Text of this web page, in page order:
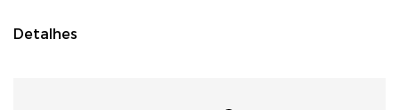
Detalhes